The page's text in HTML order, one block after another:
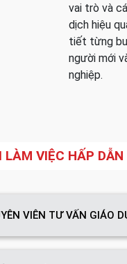
vai trò và
dịch hiệu
tiết từng
người mới
nghiệp.
LÀM VIỆC HẤP
VIÊN TƯ VẤN GIÁO